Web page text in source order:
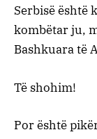
Serbisë është
kombëtar ju,
Bashkuara të
Të shohim!
Por është